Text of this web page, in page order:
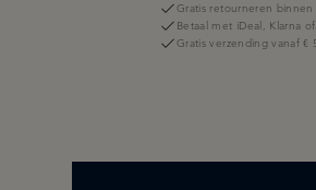
Gratis retourneren binnen
Betaal met iDeal, Klarna
Gratis verzending vanaf €